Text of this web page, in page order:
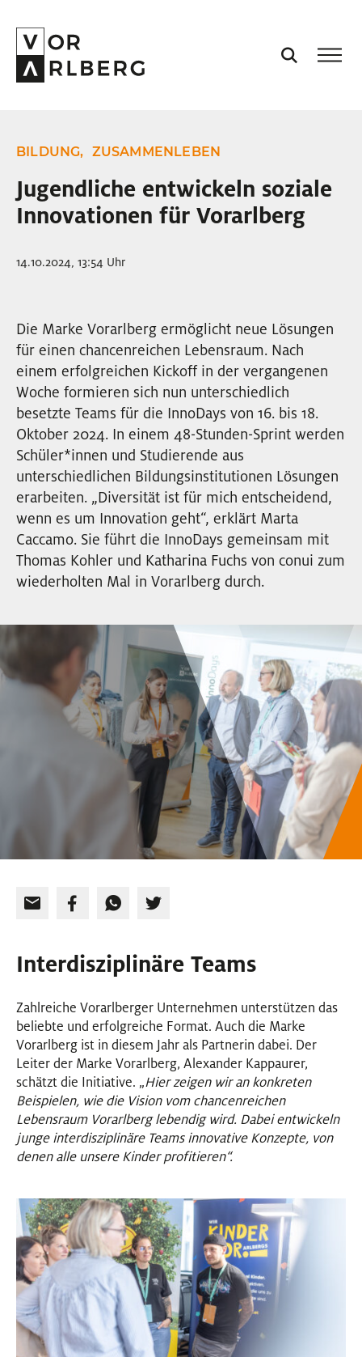
PROJEKTE
VISION
EVENTS
NEWSLETTER
BILDUNG, ZUSAMMENLEBEN
Jugendliche entwickeln soziale
Innovationen für Vorarlberg
14.10.2024, 13:54 Uhr
Die Marke Vorarlberg ermöglicht neue Lösungen
für einen chancenreichen Lebensraum. Nach
einem erfolgreichen Kickoff in der vergangenen
Woche formieren sich nun unterschiedlich
besetzte Teams für die InnoDays von 16. bis 18.
Oktober 2024. In einem 48-Stunden-Sprint werden
Schüler*innen Innen
und Studierende aus
unterschiedlichen Bildungsinstitutionen Lösungen
erarbeiten. „Diversität ist für mich entscheidend,
wenn es um Innovation geht“, erklärt Marta
Caccamo. Sie führt die InnoDays gemeinsam mit
Thomas Kohler und Katharina Fuchs von conui zum
wiederholten Mal in Vorarlberg durch.
Interdisziplinäre Teams
Zahlreiche Vorarlberger Unternehmen unterstützen das
beliebte und erfolgreiche Format. Auch die Marke
Vorarlberg ist in diesem Jahr als Partnerin dabei. Der
Leiter der Marke Vorarlberg, Alexander Kappaurer,
schätzt die Initiative. „Hier zeigen wir an konkreten
Beispielen, wie die Vision vom chancenreichen
Lebensraum Vorarlberg lebendig wird. Dabei entwickeln
junge interdisziplinäre Teams innovative Konzepte, von
denen alle unsere Kinder profitieren“.